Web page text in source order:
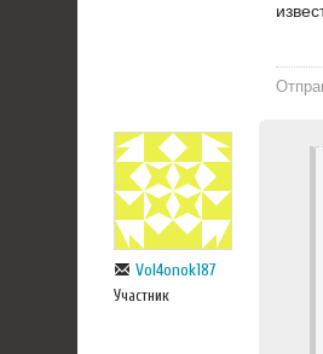
Vol4onok187
Участник